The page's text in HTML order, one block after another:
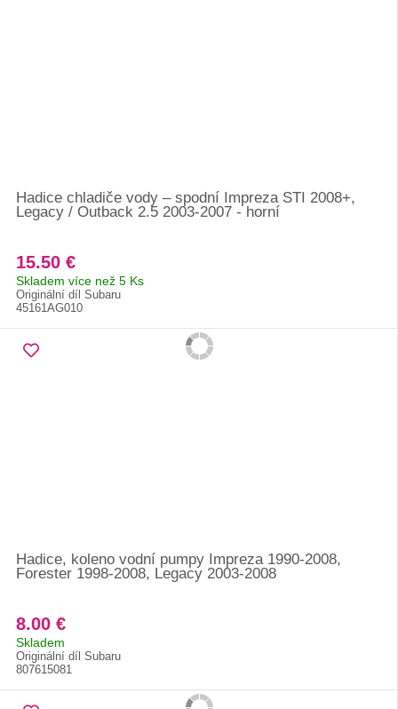
Hadice chladiče vody – spodní Impreza STI 2008+,
Legacy / Outback 2.5 2003-2007 - horní
15.50 €
Skladem více než 5 Ks
Originální díl Subaru
45161AG010
Hadice, koleno vodní pumpy Impreza 1990-2008,
Forester 1998-2008, Legacy 2003-2008
8.00 €
Skladem
Originální díl Subaru
807615081